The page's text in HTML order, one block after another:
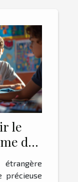
le
de
pour
précieuse